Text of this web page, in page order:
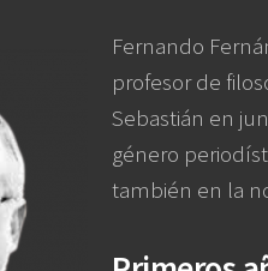
Fernando
profesor de
Sebastián en
género
también en la